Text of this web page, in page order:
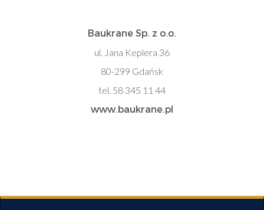
Baukrane Sp. z o.o.
ul. Jana Keplera 36
80-299 Gdańsk
tel. 58 345 11 44
www.baukrane.pl